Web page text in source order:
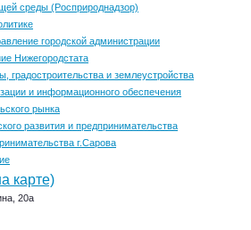
среды (Росприроднадзор)
городской администрации
Нижегородстата
градостроительства и землеустройства
и информационного обеспечения
рынка
развития и предпринимательства
г.Сарова
карте)
20а